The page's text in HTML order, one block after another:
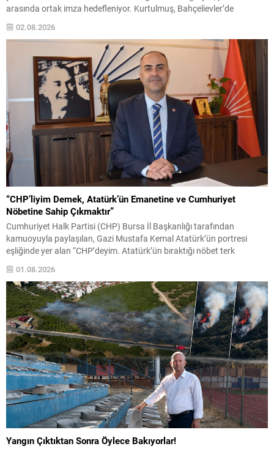
arasında ortak imza hedefleniyor. Kurtulmuş, Bahçelievler’de
olduğunu vurguladı. Yapılacak düzenlemeyle terörün geçmişin kötü
bir hatırası haline getirilmesi; ülkenin her...
02.08.2026
“CHP’liyim Demek, Atatürk’ün Emanetine ve Cumhuriyet
Nöbetine Sahip Çıkmaktır”
Cumhuriyet Halk Partisi (CHP) Bursa İl Başkanlığı tarafından
kamuoyuyla paylaşılan, Gazi Mustafa Kemal Atatürk’ün portresi
eşliğinde yer alan “CHP’deyim. Atatürk’ün bıraktığı nöbet terk
Türkiye’nin içinde bulunduğu siyasal atmosfer, Cumhuriyet değerleri
ve partinin tarihsel misyonuna yönelik güçlü bir duruş olarak
değerlendirildi. CHP Bursa...
01.08.2026
Yangın Çıktıktan Sonra Öylece Bakıyorlar!